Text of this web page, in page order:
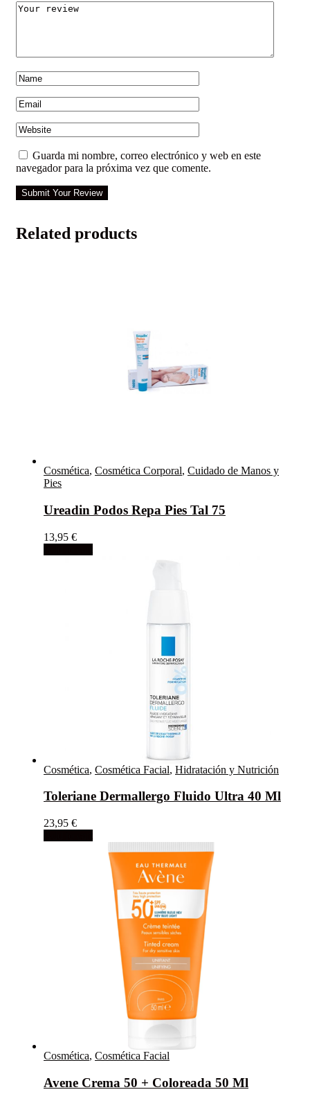
Guarda mi nombre, correo electrónico y web en este
navegador para la próxima vez que comente.
Submit Your Review
Related products
Cosmética, Cosmética Corporal, Cuidado de Manos y
Pies
Ureadin Podos Repa Pies Tal 75
13,95 €
Cosmética, Cosmética Facial, Hidratación y Nutrición
Toleriane Dermallergo Fluido Ultra 40 Ml
23,95 €
Cosmética, Cosmética Facial
Avene Crema 50 + Coloreada 50 Ml